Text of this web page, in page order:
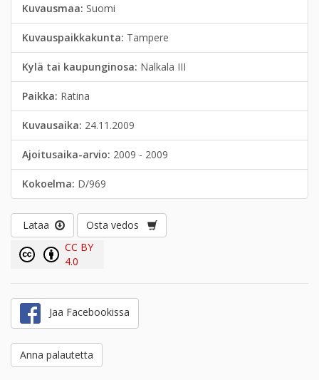
Kuvausmaa: Suomi
Kuvauspaikkakunta: Tampere
Kylä tai kaupunginosa: Nalkala III
Paikka: Ratina
Kuvausaika: 24.11.2009
Ajoitusaika-arvio: 2009 - 2009
Kokoelma: D/969
Lataa
Osta vedos
CC BY
4.0
Jaa Facebookissa
Anna palautetta